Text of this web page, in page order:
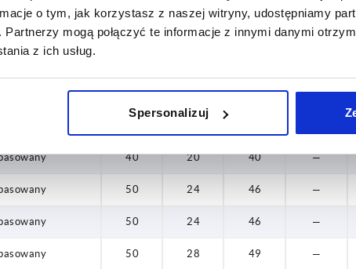
o tym, jak korzystasz z naszej witryny, udostępniamy
mogą połączyć te informacje z innymi danymi
z ich usług.
Spersonalizuj
30 18 37 —
34 19 34 —
40 20 40 —
50 24 46 —
50 24 46 —
50 28 49 —